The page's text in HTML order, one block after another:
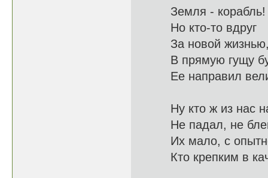
Земля - корабль!
Но
За новой
В прямую
Ее
Ну кто ж из
Не падал, не
Их мало, с
Кто крепким